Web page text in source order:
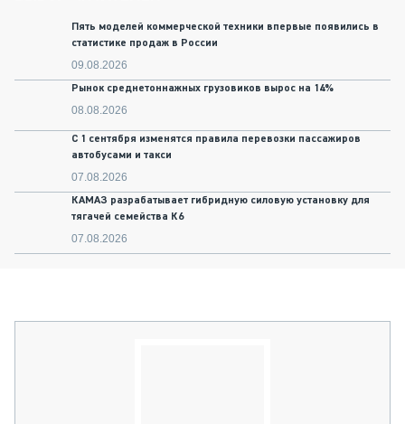
Пять моделей коммерческой техники впервые появились в
статистике продаж в России
09.08.2026
Рынок среднетоннажных грузовиков вырос на 14%
08.08.2026
С 1 сентября изменятся правила перевозки пассажиров
автобусами и такси
07.08.2026
КАМАЗ разрабатывает гибридную силовую установку для
тягачей семейства К6
07.08.2026